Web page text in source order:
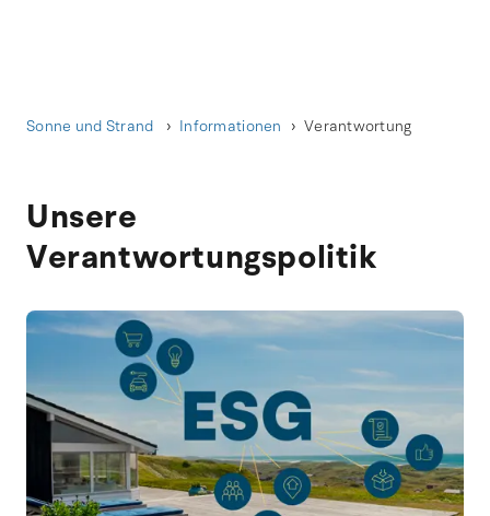
Sonne und Strand Informationen Verantwortung
Unsere
Verantwortungspolitik